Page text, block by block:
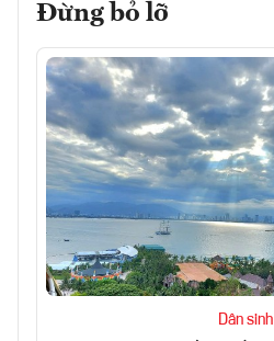
Đừng bỏ lỡ
Dân sinh